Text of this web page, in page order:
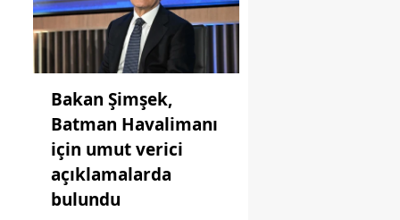
Bakan Şimşek,
Batman Havalimanı
için umut verici
açıklamalarda
bulundu